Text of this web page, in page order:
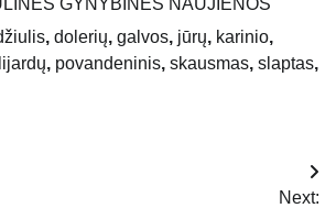
, dolerių, galvos, jūrų, karinio,
, povandeninis, skausmas, slaptas,
Next: